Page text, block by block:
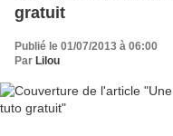
gratuit
Publié le 01/07/2013 à 06:00
Par Lilou